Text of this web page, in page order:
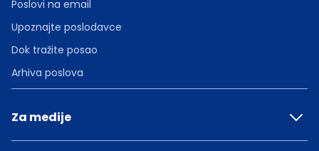
Poslovi na email
Upoznajte poslodavce
Dok tražite posao
Arhiva poslova
Za medije